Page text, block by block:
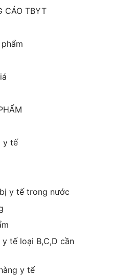
CÁO TBYT
y tế
y tế trong nước
tế loại B,C,D cần
y tế